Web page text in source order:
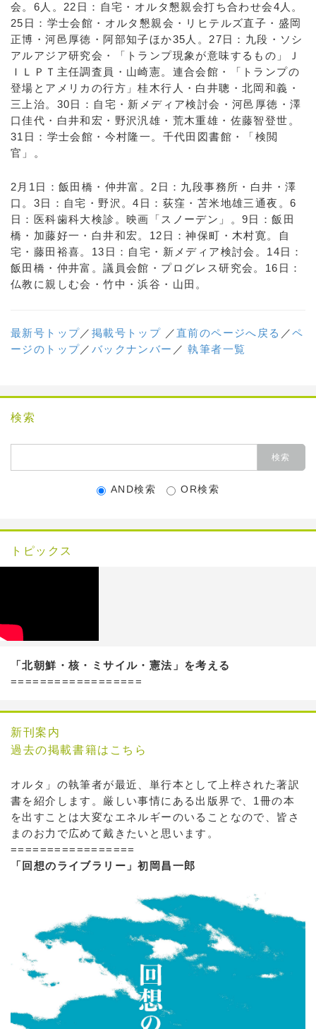
会。6人。22日：自宅・オルタ懇親会打ち合わせ会4人。
25日：学士会館・オルタ懇親会・リヒテルズ直子・盛岡
正博・河邑厚徳・阿部知子ほか35人。27日：九段・ソシ
アルアジア研究会・「トランプ現象が意味するもの」Ｊ
ＩＬＰＴ主任調査員・山崎憲。連合会館・「トランプの
登場とアメリカの行方」桂木行人・白井聰・北岡和義・
三上治。30日：自宅・新メディア検討会・河邑厚徳・澤
口佳代・白井和宏・野沢汎雄・荒木重雄・佐藤智登世。
31日：学士会館・今村隆一。千代田図書館・「検閲
官」。
2月1日：飯田橋・仲井富。2日：九段事務所・白井・澤
口。3日：自宅・野沢。4日：荻窪・苫米地雄三通夜。6
日：医科歯科大検診。映画「スノーデン」。9日：飯田
橋・加藤好一・白井和宏。12日：神保町・木村寛。自
宅・藤田裕喜。13日：自宅・新メディア検討会。14日：
飯田橋・仲井富。議員会館・プログレス研究会。16日：
仏教に親しむ会・竹中・浜谷・山田。
最新号トップ／ 掲載号トップ ／直前のページへ戻る ／ペ
ージのトップ／ バックナンバー ／執筆者一覧
検索
AND検索 OR検索
トピックス
「北朝鮮・核・ミサイル・憲法」を考える
==================
新刊案内
過去の掲載書籍はこちら
オルタ」の執筆者が最近、単行本として上梓された著訳
書を紹介します。厳しい事情にある出版界で、1冊の本
を出すことは大変なエネルギーのいることなので、皆さ
まのお力で広めて戴きたいと思います。
=================
「回想のライブラリー」初岡昌一郎